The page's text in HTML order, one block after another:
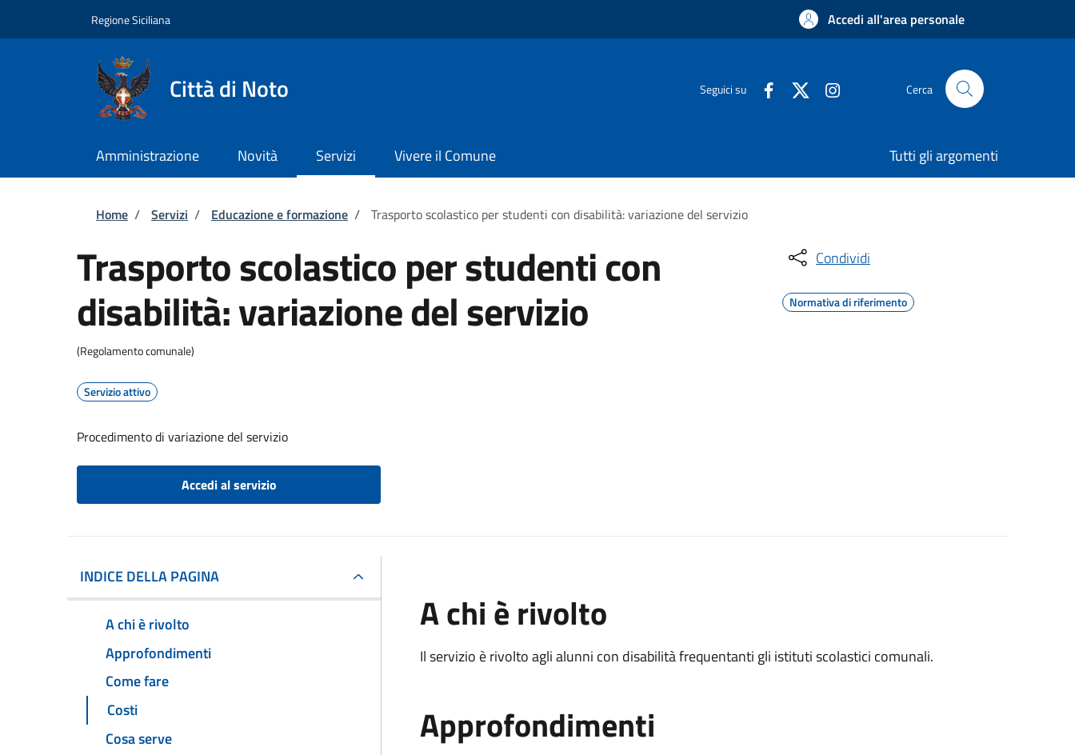
Regione Siciliana Accedi all'area personale
Città di Noto Seguici su Cerca
Amministrazione Novità Servizi Vivere il Comune Tutti gli argomenti
Briciole di pane
Home / Servizi / Educazione e formazione / Trasporto scolastico per studenti con disabilità: variazione del servizio
Trasporto scolastico per studenti con
disabilità: variazione del servizio
(Regolamento comunale)
Servizio attivo
Procedimento di variazione del servizio
Accedi al servizio
Condividi
Normativa di riferimento
INDICE DELLA PAGINA
A chi è rivolto
Approfondimenti
Come fare
Costi
Cosa serve
A chi è rivolto
Il servizio è rivolto agli alunni con disabilità frequentanti gli istituti scolastici comunali.
Approfondimenti